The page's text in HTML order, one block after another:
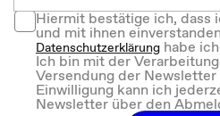
Hiermit bestätige ich, dass
und mit ihnen
Datenschutzerklärung habe
Ich bin mit der
Versendung der
Einwilligung kann ich
Newsletter über den